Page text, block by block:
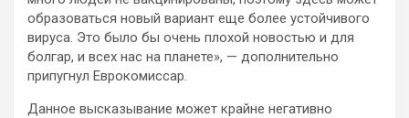
образоваться новый вариант еще более устойчивого
вируса. Это было бы очень плохой новостью и для
болгар, и всех нас на планете», — дополнительно
припугнул Еврокомиссар.
Данное высказывание может крайне негативно